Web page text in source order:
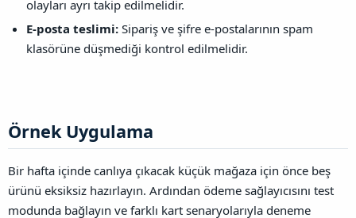
olayları ayrı takip edilmelidir.
E-posta teslimi: Sipariş ve şifre e-postalarının spam
klasörüne düşmediği kontrol edilmelidir.
Örnek Uygulama​
Bir hafta içinde canlıya çıkacak küçük mağaza için önce beş
ürünü eksiksiz hazırlayın. Ardından ödeme sağlayıcısını test
modunda bağlayın ve farklı kart senaryolarıyla deneme